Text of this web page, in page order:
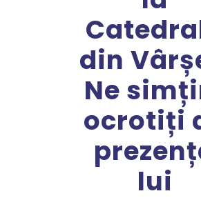
din
Ne
ocrotiți
lui